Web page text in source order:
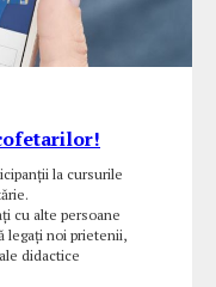
la cursurile
cu alte persoane
legați noi prietenii,
didactice